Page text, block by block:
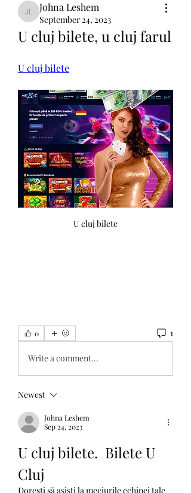
Johna Leshem
Johna Leshem
September 24, 2023
U cluj bilete, u cluj farul
U cluj bilete
U cluj bilete
0 1
Write a comment...
Newest
Johna Leshem
Sep 24, 2023
U cluj bilete.  Bilete U
Cluj
Dorești să asisti la meciurile echipei tale